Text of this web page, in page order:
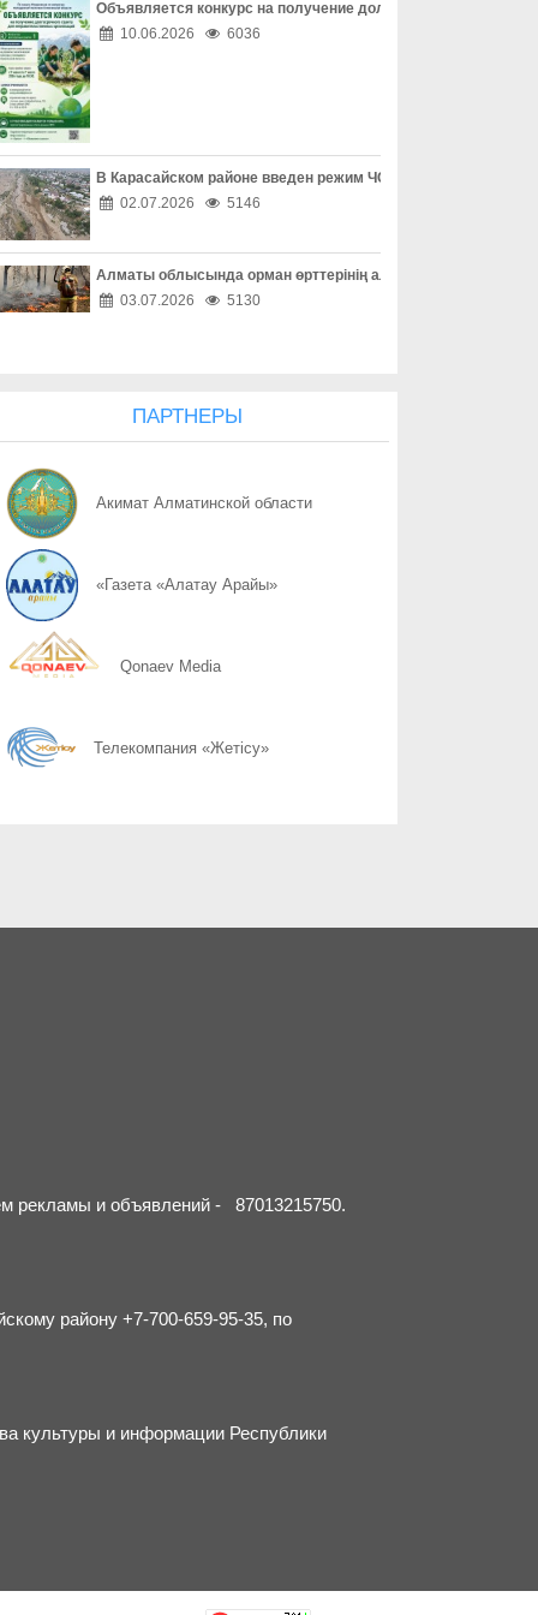
07.08 Защита детей требует совместных действий
07.08 Свыше 1900 ИИ-фильмов из более чем 90 стран поступило на
07.08 У граждан высокие ожидания от выборов в Курултай – опрос
07.08 ОТБАСЫ – ОТАН ҚОРҒАУШЫНЫҢ БЕРІК ТІРЕГІ
07.08 Еліміздің ертеңі – әрбір азаматтың таңдауында
07.08 Более 100 объектов планируется построить в Алматинской
07.08 КАК ЛЕГКО НАЙТИ СВОЙ УЧАСТОК ДЛЯ ГОЛОСОВАНИЯ?
07.08
07.08
07.08 Курултай-2026: партии вернулись в регионы после дебатов
Объявляется конкурс на получение долгосрочного гранта
10.06.2026
6036
В Карасайском районе введен режим ЧС местного масштаба
02.07.2026
5146
Алматы облысында орман өрттерінің алдын алу жұмыстары
03.07.2026
5130
ПАРТНЕРЫ
Акимат Алматинской области
«Газета «Алатау Арайы»
Qonaev Media
Телекомпания «Жетісу»
рекламы и объявлений - 87013215750.
району +7-700-659-95-35, по
культуры и информации Республики